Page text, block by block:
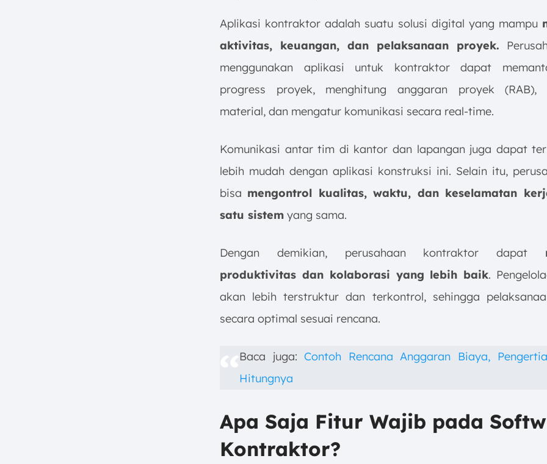
Aplikasi kontraktor adalah suatu solusi digital yang mampu
aktivitas, keuangan, dan pelaksanaan proyek.
menggunakan aplikasi untuk kontraktor dapat
progress proyek, menghitung anggaran proyek (RAB),
material, dan mengatur komunikasi secara real-time.
Komunikasi antar tim di kantor dan lapangan juga dapat
lebih mudah dengan aplikasi konstruksi ini. Selain itu,
bisa mengontrol kualitas, waktu, dan keselamatan
satu sistem yang sama.
Dengan demikian, perusahaan kontraktor dapat
produktivitas dan kolaborasi yang lebih baik.
akan lebih terstruktur dan terkontrol, sehingga
secara optimal sesuai rencana.
Baca juga: Contoh Rencana Anggaran Biaya,
Hitungnya
Apa Saja Fitur Wajib pada
Kontraktor?